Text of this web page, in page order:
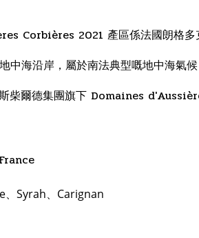
Corbières 2021 產區係法國朗格
中海沿岸，屬於南法典型嘅地中海氣
柴爾德集團旗下 Domaines
、Syrah、 Carignan